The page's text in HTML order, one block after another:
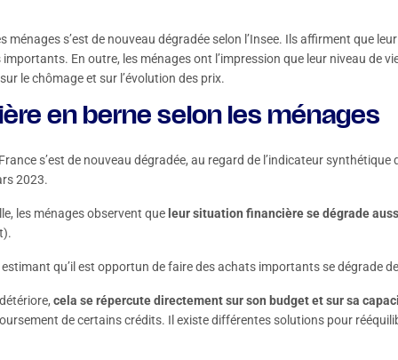
ménages s’est de nouveau dégradée selon l’Insee. Ils affirment que
En outre, les ménages ont l’impression que leur niveau de
le chômage et sur l’évolution des prix.
en berne selon les ménages
s’est de nouveau dégradée, au regard de l’indicateur synthétique
2023.
les ménages observent que leur situation financière se dégrade
qu’il est opportun de faire des achats importants se dégrade
cela se répercute directement surson budgetetsursa
de certains crédits. Il existe différentes solutions pour